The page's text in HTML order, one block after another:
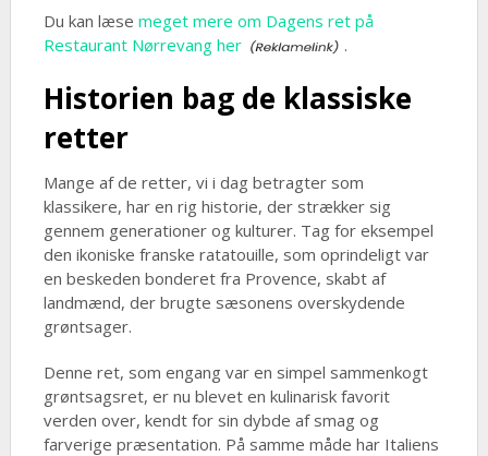
Du kan læse meget mere om Dagens ret på
Restaurant Nørrevang her
.
Historien bag de klassiske
retter
Mange af de retter, vi i dag betragter som
klassikere, har en rig historie, der strækker sig
gennem generationer og kulturer. Tag for eksempel
den ikoniske franske ratatouille, som oprindeligt var
en beskeden bonderet fra Provence, skabt af
landmænd, der brugte sæsonens overskydende
grøntsager.
Denne ret, som engang var en simpel sammenkogt
grøntsagsret, er nu blevet en kulinarisk favorit
verden over, kendt for sin dybde af smag og
farverige præsentation. På samme måde har Italiens